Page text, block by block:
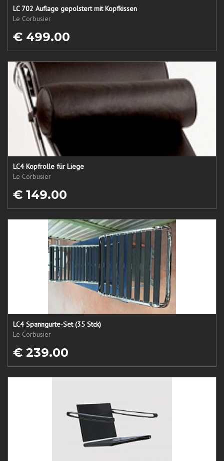
LC 702 Auflage gepolstert mit Kopfkissen
Le Corbusier
€ 499.00
LC4 Kopfrolle für Liege
Le Corbusier
€ 149.00
LC4 Spanngurte-Set (35 Stck)
Le Corbusier
€ 239.00